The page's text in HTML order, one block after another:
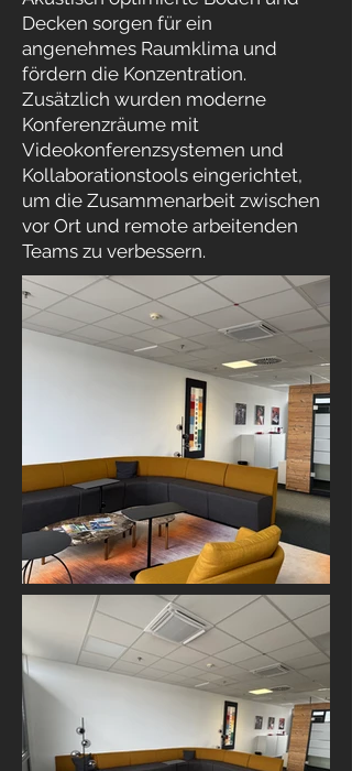
Decken sorgen für ein
angenehmes Raumklima und
fördern die Konzentration.
Zusätzlich wurden moderne
Konferenzräume mit
Videokonferenzsystemen und
Kollaborationstools eingerichtet,
um die Zusammenarbeit zwischen
vor Ort und remote arbeitenden
Teams zu verbessern.